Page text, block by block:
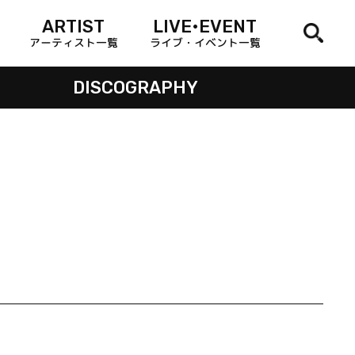
ARTIST
アーティスト一覧
LIVE•EVENT
ライブ・イベント一覧
DISCOGRAPHY